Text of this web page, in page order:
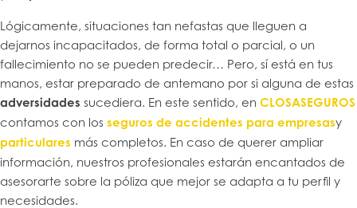
Lógicamente, situaciones tan nefastas que lleguen a
dejarnos incapacitados, de forma total o parcial, o un
fallecimiento no se pueden predecir… Pero, sí está en tus
manos, estar preparado de antemano por si alguna de estas
adversidades sucediera. En este sentido, en CLOSASEGUROS
contamos con los seguros de accidentes para empresasy
particulares más completos. En caso de querer ampliar
información, nuestros profesionales estarán encantados de
asesorarte sobre la póliza que mejor se adapta a tu perfil y
necesidades.